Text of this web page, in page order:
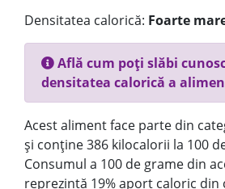
Densitatea calorică: Foarte
Află cum poți slăbi
densitatea calorică a
Acest aliment face parte din
și conține 386 kilocalorii la 100
Consumul a 100 de grame din
reprezintă 19% aport caloric din